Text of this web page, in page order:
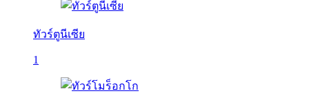
ทัวร์ตูนีเซีย
1